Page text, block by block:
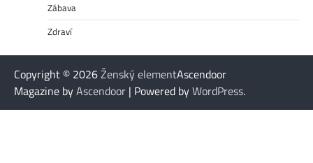
Zábava
Zdraví
Copyright © 2026Ženský elementAscendoor
Magazine byAscendoor | Powered byWordPress.